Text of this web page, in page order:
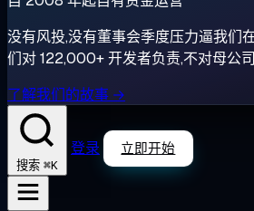
没有风投,没有董事会季度压力逼我们
们对 122,000+ 开发者负责,不对母公司
了解我们的故事 →
搜索 ⌘K
登录 立即开始